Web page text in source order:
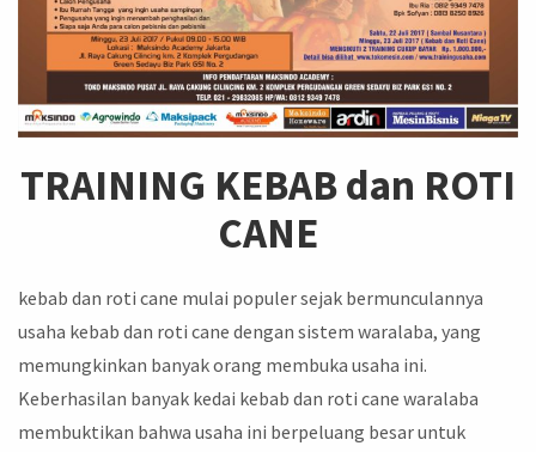
TRAINING KEBAB dan ROTI
CANE
kebab dan roti cane mulai populer sejak bermunculannya
usaha kebab dan roti cane dengan sistem waralaba, yang
memungkinkan banyak orang membuka usaha ini.
Keberhasilan banyak kedai kebab dan roti cane waralaba
membuktikan bahwa usaha ini berpeluang besar untuk